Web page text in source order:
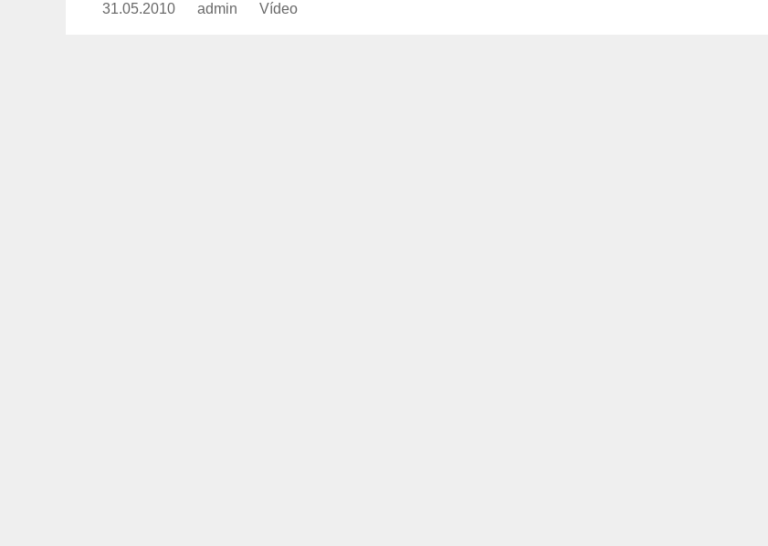
Publicado
31.05.2010 https://www.experimenta.es/author/admin/
admin Formato
Vídeo